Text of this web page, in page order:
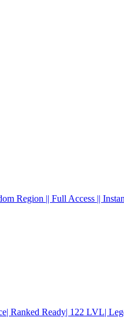
Region || Full Access ||
Ranked Ready| 122 LVL|